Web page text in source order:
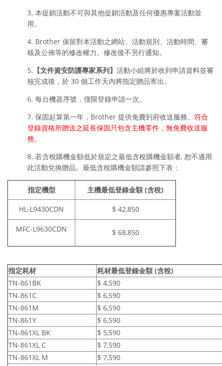
3. 本促銷活動不可與其他促銷活動及任何優惠專案活動並
用。
4. Brother 保留對本活動之網站、活動規則、活動時間、審
核及公佈等的修改權力。修改後不另行通知。
5. 【文件資安防護專家系列】 活動小組將於收到申請資料並審
核完成後，於 30 個工作天內將指定贈品寄出。
6. 每台機器序號，僅限登錄申請一次。
7. 保固起算第一年，Brother 提供免費到府收送服務。 符合
登錄資格所贈送之延長保固只包含主機零件，無免費收送服
務。
8. 若含稅購機金額低於規定之最低含稅購機金額者, 恕不適用
此活動兌換贈品。最低含稅購機金額請參照下表：
指定機型 主機最低登錄金額 (含稅)
HL-L9430CDN $ 42,850
MFC-L9630CDN $ 68,850
指定耗材 耗材最低登錄金額 (含稅)
TN-861BK
$ 4,590
TN-861C
$ 6,590
TN-861M
$ 6,590
TN-861Y
$ 6,590
TN-861XL BK
$ 5,590
TN-861XL C
$ 7,590
TN-861XL M
$ 7,590